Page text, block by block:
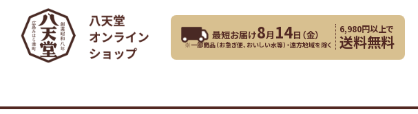
最短お届け8月 14日（金）
※一部商品（お急ぎ便、おいしい水等）・遠方地域を除く
6,980円以上で
送料無料